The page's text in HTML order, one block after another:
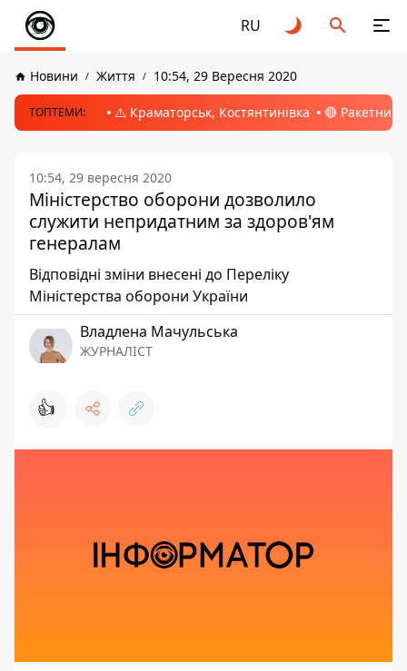
RU
Новини Життя 10:54, 29 Вересня 2020
ТОПТЕМИ: ⚠️ Краматорськ, Костянтинівка 🔴 Ракетний
10:54, 29 вересня 2020
Міністерство оборони дозволило
служити непридатним за здоров'ям
генералам
Відповідні зміни внесені до Переліку
Міністерства оборони України
Владлена Мачульська
ЖУРНАЛІСТ
👍